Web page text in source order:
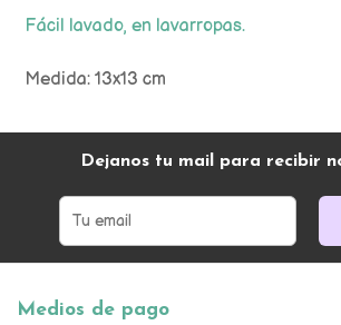
Fácil lavado, en lavarropas.
Medida: 13x13 cm
Dejanos tu mail para recibir
Medios de pago